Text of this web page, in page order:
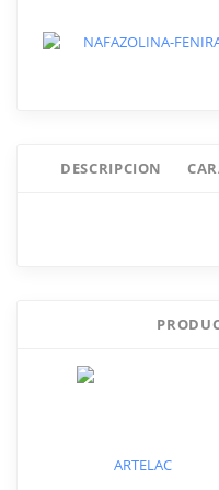
DESCRIPCION
GOTERO C/